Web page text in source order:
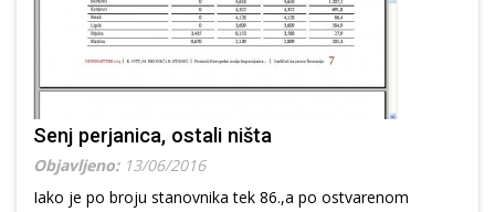
Senj perjanica, ostali ništa
Objavljeno: 13/06/2016
Iako je po broju stanovnika tek 86.,a po ostvarenom